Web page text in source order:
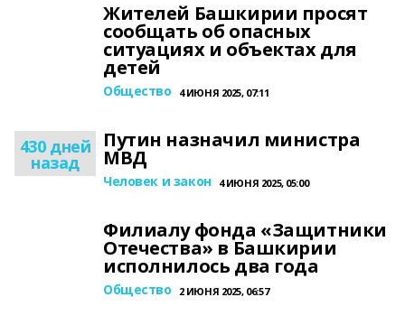
Жителей Башкирии просят
сообщать об опасных
ситуациях и объектах для
детей
Общество 4 ИЮНЯ 2025, 07:11
430 дней
назад
Путин назначил министра
МВД
Человек и закон 4 ИЮНЯ 2025, 05:00
Филиалу фонда «Защитники
Отечества» в Башкирии
исполнилось два года
Общество 2 ИЮНЯ 2025, 06:57